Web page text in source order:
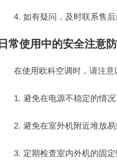
4. 如有疑问，及时联系售后
日常使用中的安全注意
在使用欧科空调时，请注意
1. 避免在电源不稳定的情况
2. 避免在室外机附近堆放易
3. 定期检查室内外机的固定